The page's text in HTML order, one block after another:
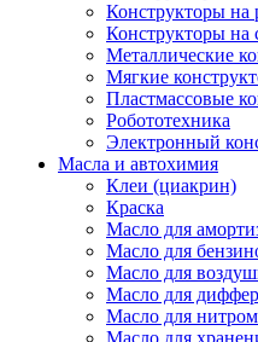
Конструкторы на
Конструкторы на
Металлические
Мягкие
Пластмассовые
Робототехника
Электронный
Масла и автохимия
Клеи (циакрин)
Краска
Масло для
Масло для
Масло для
Масло для
Масло для
Масло для